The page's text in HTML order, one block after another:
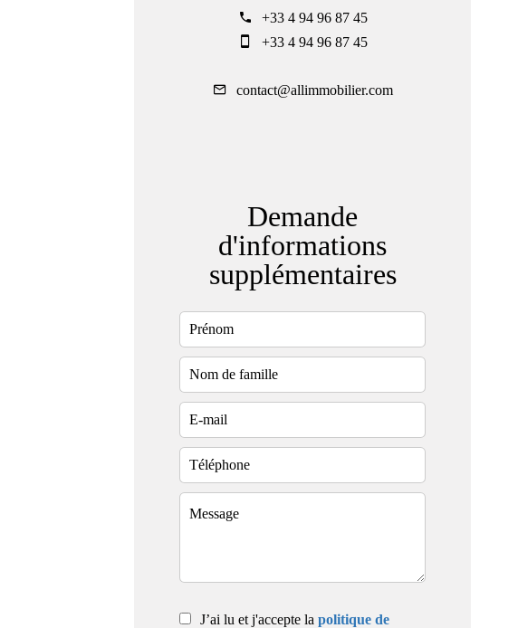
+33 4 94 96 87 45
+33 4 94 96 87 45
contact@allimmobilier.com
Demande
d'informations
supplémentaires
J’ai lu et j'accepte la politique de